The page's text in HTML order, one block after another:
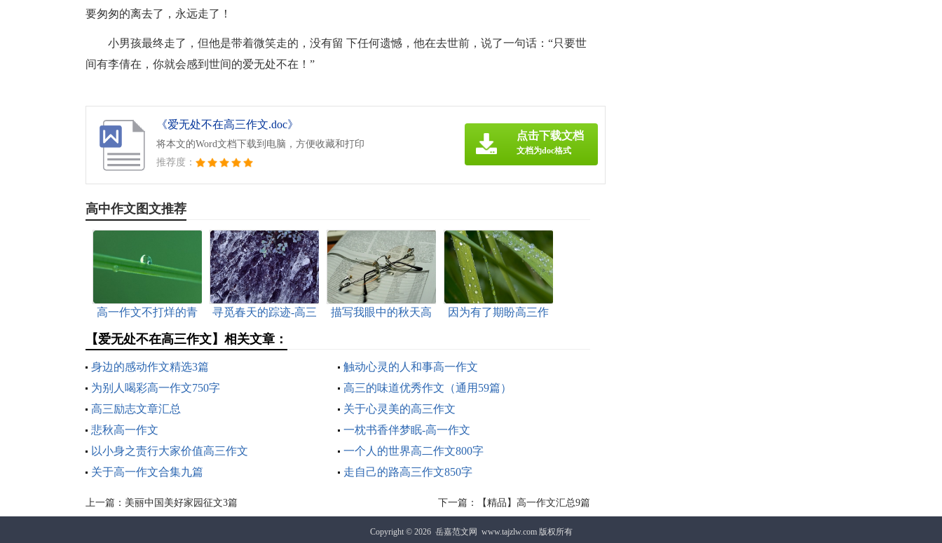
要匆匆的离去了，永远走了！
小男孩最终走了，但他是带着微笑走的，没有留 下任何遗憾，他在去世前，说了一句话：“只要世
间有李倩在，你就会感到世间的爱无处不在！”
《爱无处不在高三作文.doc》
将本文的Word文档下载到电脑，方便收藏和打印
推荐度：
点击下载文档
文档为doc格式
高中作文图文推荐
高一作文不打烊的青
寻觅春天的踪迹-高三
描写我眼中的秋天高
因为有了期盼高三作
【爱无处不在高三作文】相关文章：
身边的感动作文精选3篇
触动心灵的人和事高一作文
为别人喝彩高一作文750字
高三的味道优秀作文（通用59篇）
高三励志文章汇总
关于心灵美的高三作文
悲秋高一作文
一枕书香伴梦眠-高一作文
以小身之责行大家价值高三作文
一个人的世界高二作文800字
关于高一作文合集九篇
走自己的路高三作文850字
上一篇： 美丽中国美好家园征文3篇 下一篇： 【精品】高一作文汇总9篇
Copyright © 2026 岳嘉范文网 www.tajzlw.com 版权所有